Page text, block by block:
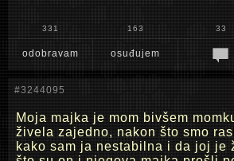
331 163 33
odobravam osuđujem
#3244095
Moja majka je mom bivšem
živela zajedno, nakon što smo
kako sam ja nestabilna i da joj je